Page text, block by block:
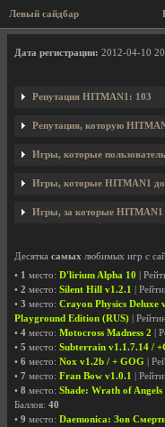
Левый сайдбар
Дата регистрации: 2012-04-10
Репутация HITMAN1: 103
Репутация, которую
Игры, которые
Игры, которые HITMAN1
Игры, за которые HITMAN1
Десятка самых любимых игр с
• 1 место: D'lirium Alpha 10 |
• 2 место: Silent Hill v1.2.1 |
• 3 место: Crayon Physics Deluxe
Playground Edition (RUS) |
• 4 место: Motocross Madness 2 |
• 5 место: Subterrain v1.1.7.14 /
• 6 место: Nox v1.2b / + GOG |
• 7 место: Fran Bow v1.0.1 |
• 8 место: Shade: Wrath of Angels
Баллов: 40
• 9 место: Daemonica: Зов